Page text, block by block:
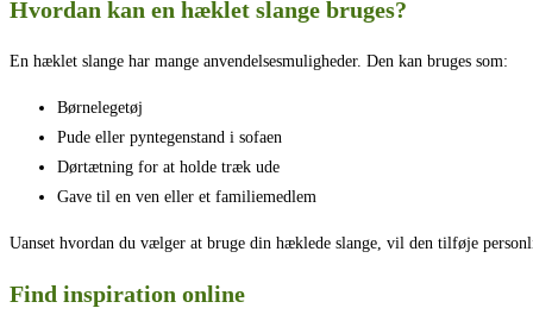
Hvordan kan en hæklet slange bruges?
En hæklet slange har mange anvendelsesmuligheder. Den kan bruges som:
Børnelegetøj
Pude eller pyntegenstand i sofaen
Dørtætning for at holde træk ude
Gave til en ven eller et familiemedlem
Uanset hvordan du vælger at bruge din hæklede slange, vil den tilføje
Find inspiration online